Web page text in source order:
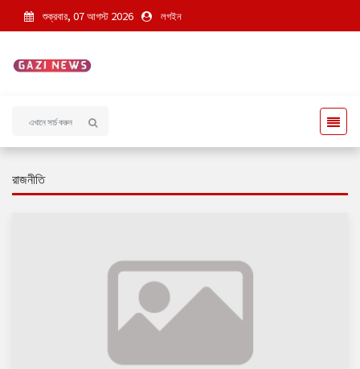
শুক্রবার, 07 আগস্ট 2026 লগইন
রাজনীতি